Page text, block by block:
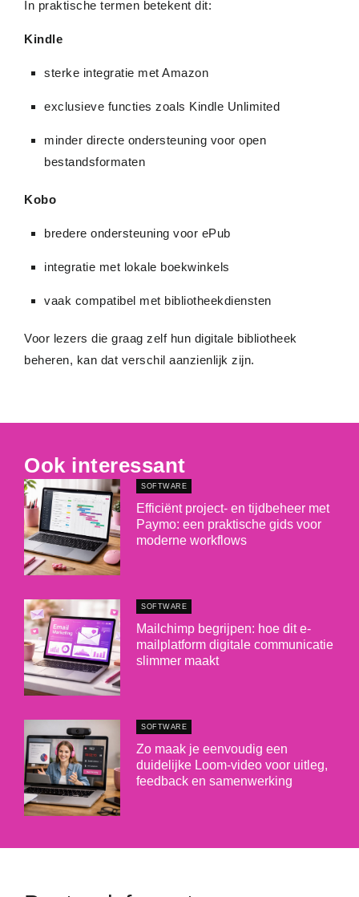
In praktische termen betekent dit:
Kindle
sterke integratie met Amazon
exclusieve functies zoals Kindle Unlimited
minder directe ondersteuning voor open
bestandsformaten
Kobo
bredere ondersteuning voor ePub
integratie met lokale boekwinkels
vaak compatibel met bibliotheekdiensten
Voor lezers die graag zelf hun digitale bibliotheek
beheren, kan dat verschil aanzienlijk zijn.
Ook interessant
SOFTWARE
Efficiënt project- en tijdbeheer met
Paymo: een praktische gids voor
moderne workflows
SOFTWARE
Mailchimp begrijpen: hoe dit e-
mailplatform digitale communicatie
slimmer maakt
SOFTWARE
Zo maak je eenvoudig een
duidelijke Loom-video voor uitleg,
feedback en samenwerking